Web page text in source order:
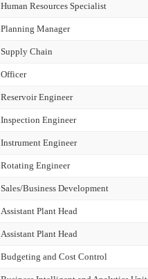
Human Resources Specialist
Planning Manager
Supply Chain
Officer
Reservoir Engineer
Inspection Engineer
Instrument Engineer
Rotating Engineer
Sales/Business Development
Assistant Plant Head
Assistant Plant Head
Budgeting and Cost Control